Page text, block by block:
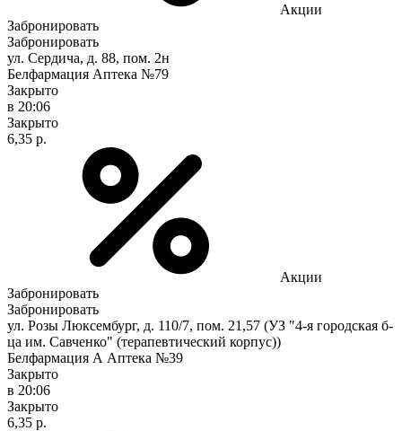
Акции
Забронировать
Забронировать
ул. Сердича, д. 88, пом. 2н
Белфармация Аптека №79
Закрыто
в 20:06
Закрыто
6,35 р.
Акции
Забронировать
Забронировать
ул. Розы Люксембург, д. 110/7, пом. 21,57 (УЗ "4-я городская б-
ца им. Савченко" (терапевтический корпус))
Белфармация А Аптека №39
Закрыто
в 20:06
Закрыто
6,35 р.